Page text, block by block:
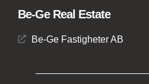
Be-Ge Real Estate
Be-Ge Fastigheter AB